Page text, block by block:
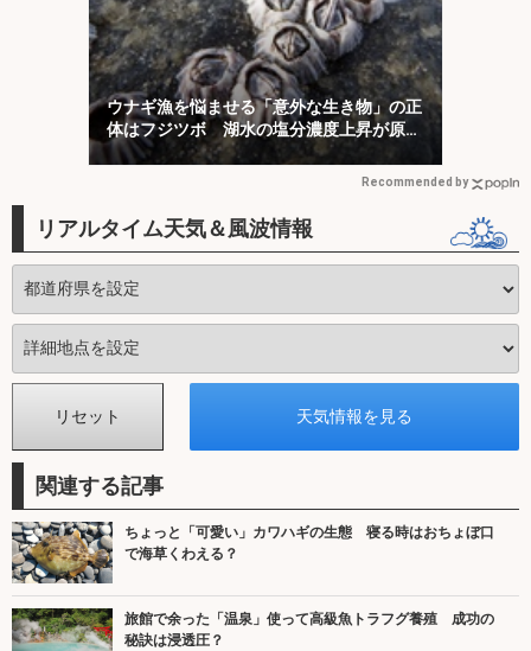
ウナギ漁を悩ませる「意外な生き物」の正
体はフジツボ 湖水の塩分濃度上昇が原因
か
Recommended by
リアルタイム天気＆風波情報
関連する記事
ちょっと「可愛い」カワハギの生態 寝る時はおちょぼ口
で海草くわえる？
旅館で余った「温泉」使って高級魚トラフグ養殖 成功の
秘訣は浸透圧？